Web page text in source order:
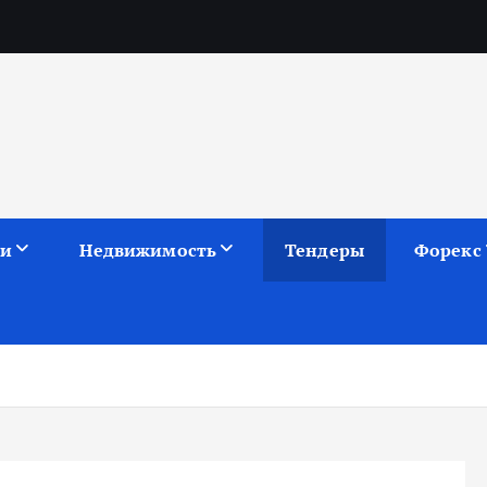
Недвижимость Тендеры Форекс